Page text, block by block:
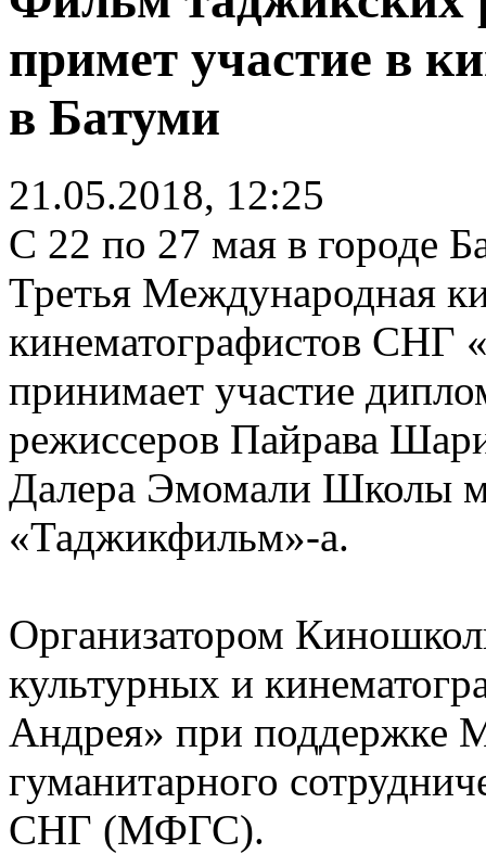
примет участие в
в Батуми
21.05.2018, 12:25
С 22 по 27 мая в городе
Третья Международная
кинематографистов СНГ
принимает участие
режиссеров Пайрава
Далера Эмомали Школы
«Таджикфильм»-а.
Организатором
культурных и
Андрея» при поддержке
гуманитарного
СНГ (МФГС).